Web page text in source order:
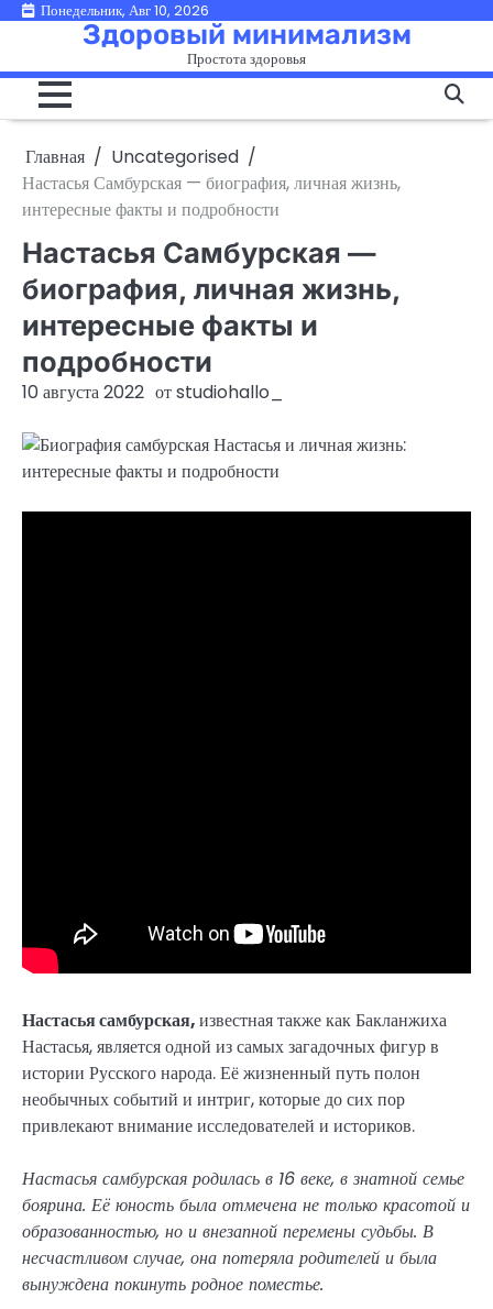
ПерейтиПонедельник, Авг 10, 2026
Здоровый минимализм
Простота здоровья
Главная
Uncategorised
Настасья Самбурская — биография, личная жизнь,
интересные факты и подробности
Настасья Самбурская —
биография, личная жизнь,
интересные факты и
подробности
10 августа 2022 отstudiohallo_
Настасья самбурская,известная также как Бакланжиха
Настасья, является одной из самых загадочных фигур в
истории Русского народа. Её жизненный путь полон
необычных событий и интриг, которые до сих пор
привлекают внимание исследователей и историков.
Настасья самбурская родилась в 16 веке, в знатной семье
боярина. Её юность была отмечена не только красотой и
образованностью, но и внезапной перемены судьбы. В
несчастливом случае, она потеряла родителей и была
вынуждена покинуть родное поместье.